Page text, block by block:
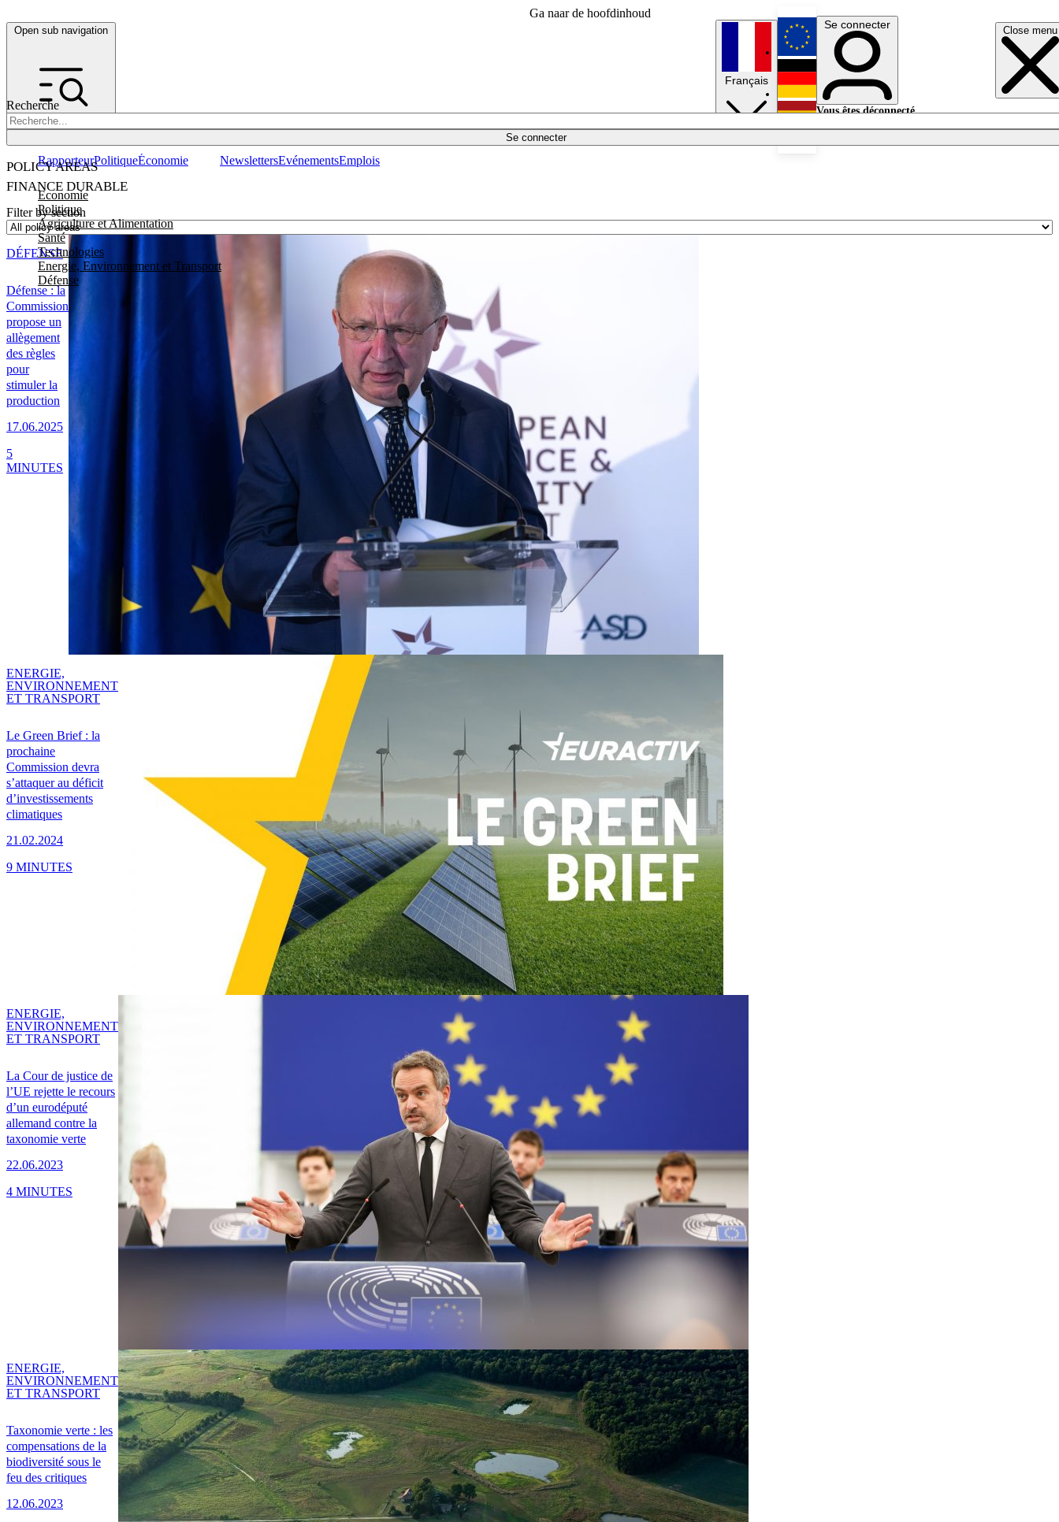
Ga naar de hoofdinhoud
Open sub navigation Close menu
Recherche
Se connecter
POLICY AREAS
Economie
Politique
Agriculture et Alimentation
Santé
Technologies
Energie, Environnement et Transport
Défense
RapporteurPolitiqueÉconomie NewslettersEvénementsEmplois
Français
English
Deutsch
Se connecter
Vous êtes déconnecté.
FINANCE DURABLE
Filter by section
Défense : la
Commission
propose un
allègement
des règles
pour
stimuler la
production
17.06.2025
DÉFENSE
5
MINUTES
Le Green Brief : la
prochaine
Commission devra
s’attaquer au déficit
d’investissements
climatiques
21.02.2024
ENERGIE,
ENVIRONNEMENT
ET TRANSPORT
9 MINUTES
La Cour de justice de
l’UE rejette le recours
d’un eurodéputé
allemand contre la
taxonomie verte
22.06.2023
ENERGIE,
ENVIRONNEMENT
ET TRANSPORT
4 MINUTES
Taxonomie verte : les
compensations de la
biodiversité sous le
feu des critiques
12.06.2023
ENERGIE,
ENVIRONNEMENT
ET TRANSPORT